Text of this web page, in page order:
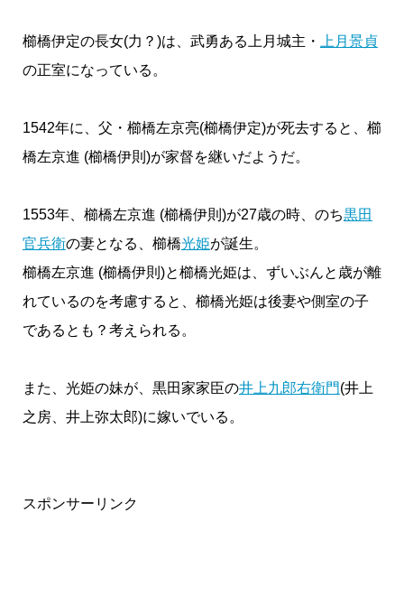
櫛橋伊定の長女(力？)は、武勇ある上月城主・
上月景貞
の正室になっている。
1542年に、父・櫛橋左京亮(櫛橋伊定)が死去すると、櫛
橋左京進 (櫛橋伊則)が家督を継いだようだ。
1553年、櫛橋左京進 (櫛橋伊則)が27歳の時、のち黒田
官兵衛の妻となる、櫛橋光姫が誕生。
櫛橋左京進 (櫛橋伊則)と櫛橋光姫は、ずいぶんと歳が離
れているのを考慮すると、櫛橋光姫は後妻や側室の子
であるとも？考えられる。
また、光姫の妹が、黒田家家臣の井上九郎右衛門(井上
之房、井上弥太郎)に嫁いでいる。
スポンサーリンク